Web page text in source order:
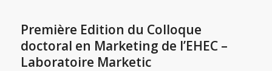
Première Edition du Colloque
doctoral en Marketing de l’EHEC –
Laboratoire Marketic